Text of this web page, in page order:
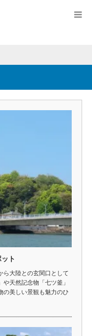
ト
ら大陸との玄関口として
天然記念物「七ツ釜」
の美しい景観も魅力のひ